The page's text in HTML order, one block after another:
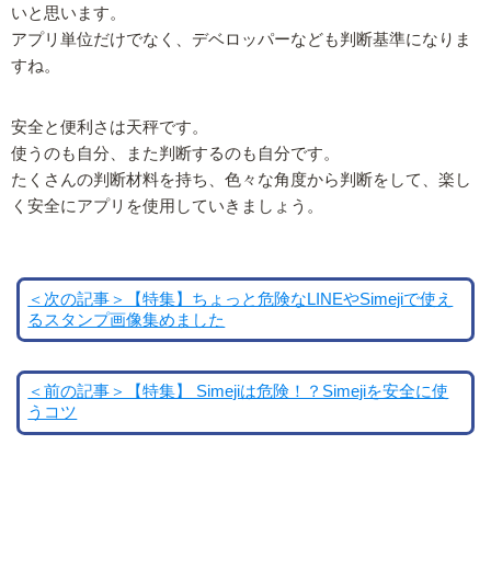
いと思います。
アプリ単位だけでなく、デベロッパーなども判断基準になりま
すね。
安全と便利さは天秤です。
使うのも自分、また判断するのも自分です。
たくさんの判断材料を持ち、色々な角度から判断をして、楽し
く安全にアプリを使用していきましょう。
＜次の記事＞【特集】ちょっと危険なLINEやSimejiで使え
るスタンプ画像集めました
＜前の記事＞【特集】 Simejiは危険！？Simejiを安全に使
うコツ